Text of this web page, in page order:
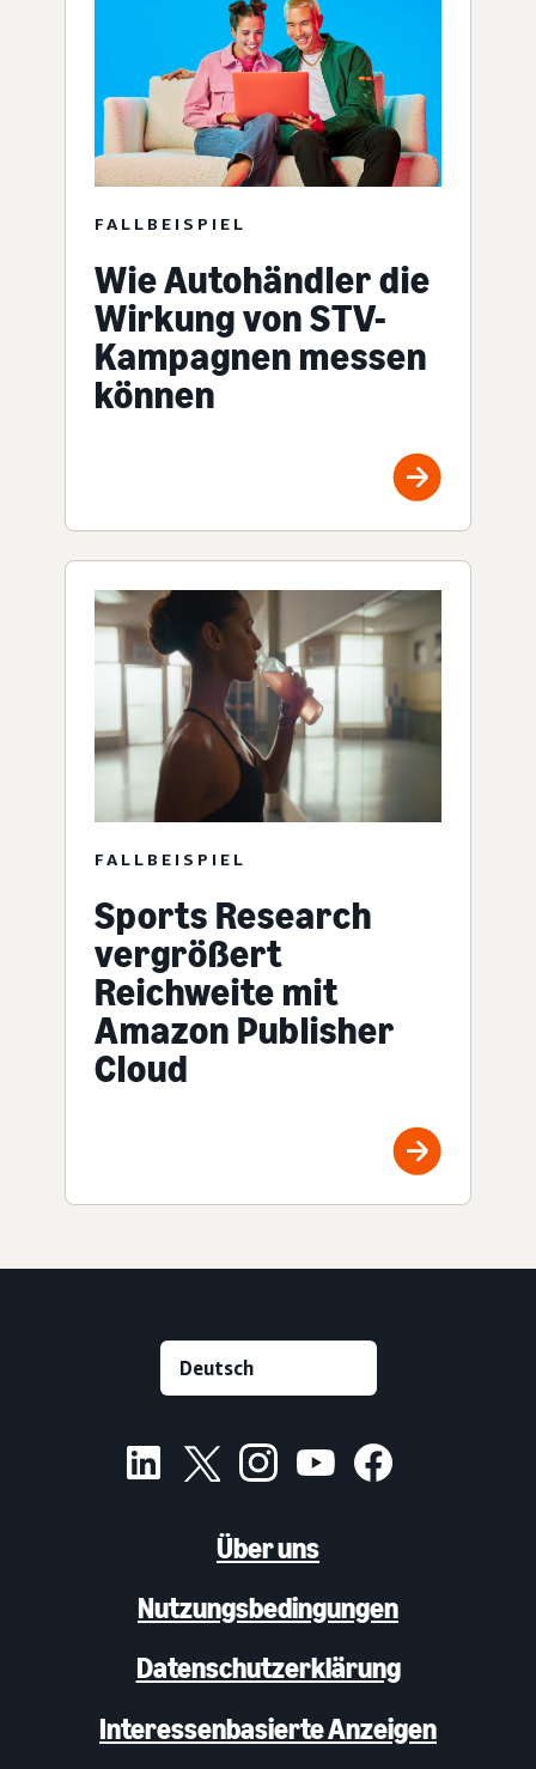
FALLBEISPIEL
Wie Autohändler die
Wirkung von STV-
Kampagnen messen
können
FALLBEISPIEL
Sports Research
vergrößert
Reichweite mit
Amazon Publisher
Cloud
Über uns
Nutzungsbedingungen
Datenschutzerklärung
Interessenbasierte Anzeigen